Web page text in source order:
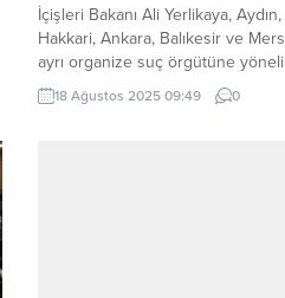
İçişleri Bakanı Ali Yerlikaya, Aydın,
Hakkari, Ankara, Balıkesir ve
ayrı organize suç örgütüne
jandarma operasyonlarında 41
yakalandığını duyurdu. 1 milyar 200
18 Ağustos 2025 09:49 0